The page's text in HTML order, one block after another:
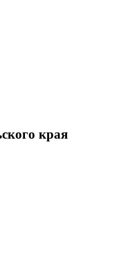
края